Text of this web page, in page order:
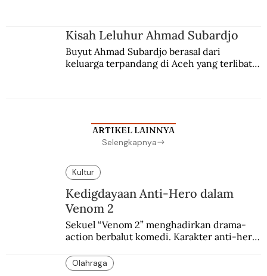
Kisah Leluhur Ahmad Subardjo
Buyut Ahmad Subardjo berasal dari
keluarga terpandang di Aceh yang terlibat
ARTIKEL LAINNYA
Selengkapnya
Kultur
Kedigdayaan Anti-Hero dalam
Venom 2
Sekuel “Venom 2” menghadirkan drama-
action berbalut komedi. Karakter anti-hero
penggemar.
Olahraga